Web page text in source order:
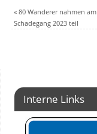
«80 Wanderer nahmen am
Schadegang 2023 teil
Interne Links